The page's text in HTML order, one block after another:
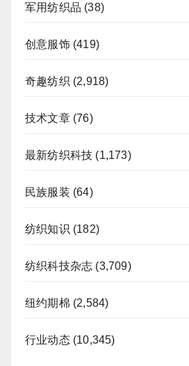
军用纺织品 (38)
创意服饰(419)
奇趣纺织 (2,918)
技术文章(76)
最新纺织科技 (1,173)
民族服装 (64)
纺织知识 (182)
纺织科技杂志 (3,709)
纽约期棉 (2,584)
行业动态(10,345)